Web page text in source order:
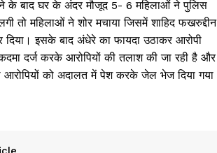
के बाद घर के अंदर मौजूद 5- 6 महिलाओं ने पुलिस
तो महिलाओं ने शोर मचाया जिसमें शाहिद फखरुद्दीन
दिया। इसके बाद अंधेरे का फायदा उठाकर आरोपी
दर्ज करके आरोपियों की तलाश की जा रही है और
आरोपियों को अदालत में पेश करके जेल भेज दिया गया